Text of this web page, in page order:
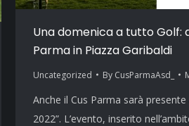
Una domenica a tutto Golf:
Parma in Piazza Garibaldi
Uncategorized By CusParmaAsd_
Anche il Cus Parma sarà
2022”. L’evento, inserito